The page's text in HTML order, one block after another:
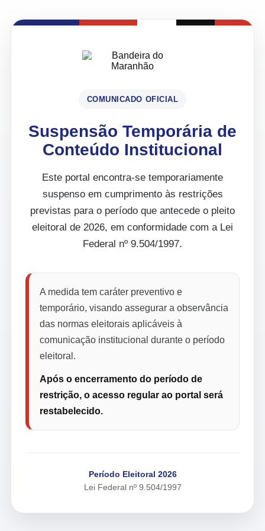
COMUNICADO OFICIAL
Suspensão Temporária de
Conteúdo Institucional
Este portal encontra-se temporariamente
suspenso em cumprimento às restrições
previstas para o período que antecede o pleito
eleitoral de 2026, em conformidade com a Lei
Federal nº 9.504/1997.
A medida tem caráter preventivo e
temporário, visando assegurar a observância
das normas eleitorais aplicáveis à
comunicação institucional durante o período
eleitoral.
Após o encerramento do período de
restrição, o acesso regular ao portal será
restabelecido.
Período Eleitoral 2026
Lei Federal nº 9.504/1997